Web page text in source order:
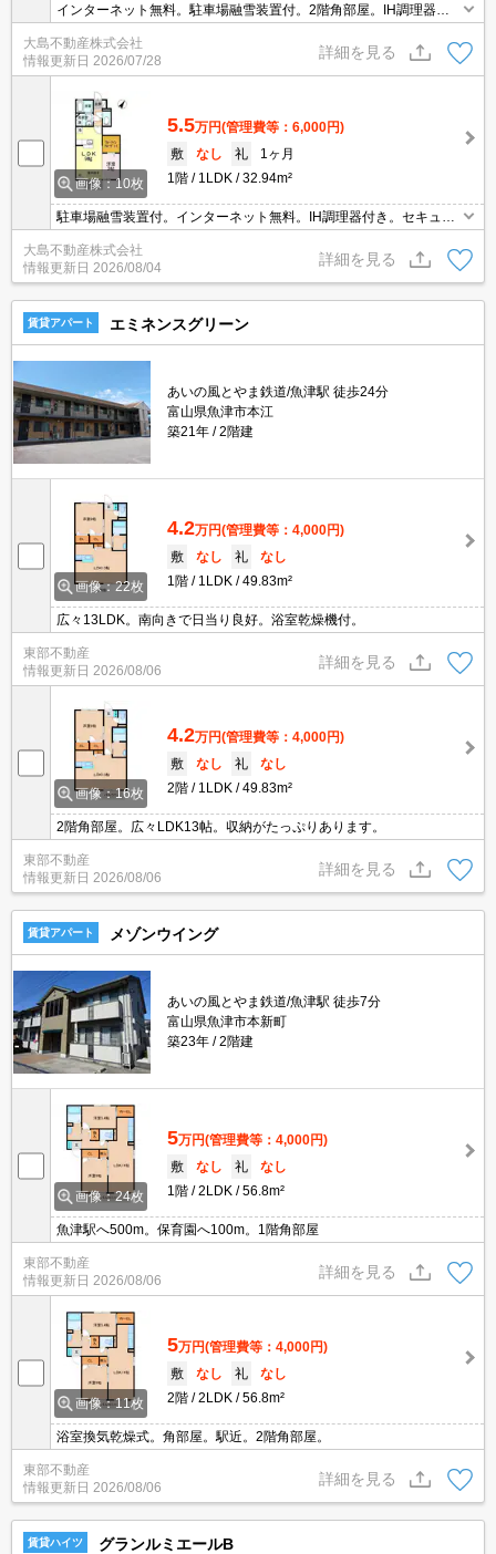
インターネット無料。駐車場融雪装置付。2階角部屋。IH調理器付
き。セキュリティシステム付き。
大島不動産株式会社
情報更新日 2026/07/28
詳細を見る
画像：10枚
5.5万円(管理費等：6,000円)
敷
なし 礼
1ヶ月
1階
1LDK 32.94m²
駐車場融雪装置付。インターネット無料。IH調理器付き。セキュリ
ティシステム付き。
大島不動産株式会社
情報更新日 2026/08/04
詳細を見る
賃貸アパート エミネンスグリーン
あいの風とやま鉄道/魚津駅 徒歩24分
富山県魚津市本江
築21年
2階建
画像：22枚
4.2万円(管理費等：4,000円)
敷
なし 礼
なし
1階
1LDK 49.83m²
広々13LDK。南向きで日当り良好。浴室乾燥機付。
東部不動産
情報更新日 2026/08/06
詳細を見る
画像：16枚
4.2万円(管理費等：4,000円)
敷
なし 礼
なし
2階
1LDK 49.83m²
2階角部屋。広々LDK13帖。収納がたっぷりあります。
東部不動産
情報更新日 2026/08/06
詳細を見る
賃貸アパート メゾンウイング
あいの風とやま鉄道/魚津駅 徒歩7分
富山県魚津市本新町
築23年
2階建
画像：24枚
5万円(管理費等：4,000円)
敷
なし 礼
なし
1階
2LDK 56.8m²
魚津駅へ500m。保育園へ100m。1階角部屋
東部不動産
情報更新日 2026/08/06
詳細を見る
画像：11枚
5万円(管理費等：4,000円)
敷
なし 礼
なし
2階
2LDK 56.8m²
浴室換気乾燥式。角部屋。駅近。2階角部屋。
東部不動産
情報更新日 2026/08/06
詳細を見る
賃貸ハイツ グランルミエールB